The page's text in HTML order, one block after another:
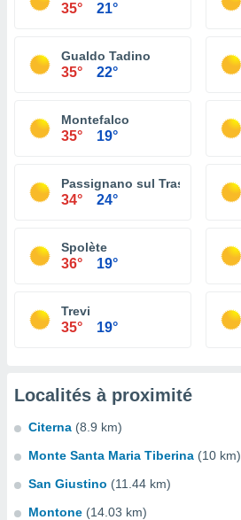
35° 21°
Gualdo Tadino
35° 22°
Montefalco
35° 19°
Passignano sul Trasimeno
34° 24°
Spolète
36° 19°
Trevi
35° 19°
Localités à proximité
Citerna (8.9 km)
Monte Santa Maria Tiberina (10 km)
San Giustino (11.44 km)
Montone (14.03 km)